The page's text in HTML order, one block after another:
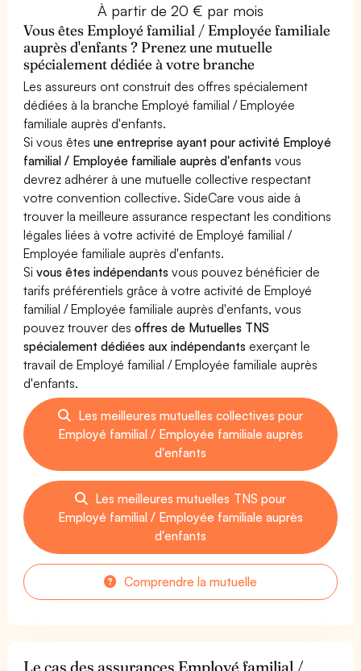
À partir de 20 € par mois
Vous êtes Employé familial / Employée familiale
auprès d'enfants ? Prenez une mutuelle
spécialement dédiée à votre branche
Les assureurs ont construit des offres spécialement
dédiées à la branche Employé familial / Employée
familiale auprès d'enfants.
Si vous êtesune entreprise ayant pour activité Employé
familial / Employée familiale auprès d'enfants vous
devrez adhérer à une mutuelle collective respectant
votre convention collective. SideCare vous aide à
trouver la meilleure assurance respectant les conditions
légales liées à votre activité de Employé familial /
Employée familiale auprès d'enfants.
Sivous êtes indépendants vous pouvez bénéficier de
tarifs préférentiels grâce à votre activité de Employé
familial / Employée familiale auprès d'enfants, vous
pouvez trouver desoffres de Mutuelles TNS
spécialement dédiées aux indépendants exerçant le
travail de Employé familial / Employée familiale auprès
d'enfants.
Les meilleures mutuelles collectives pour
Employé familial / Employée familiale auprès
d'enfants
Les meilleures mutuelles TNS pour
Employé familial / Employée familiale auprès
d'enfants
Comprendre la mutuelle
Le cas des assurances Employé familial /